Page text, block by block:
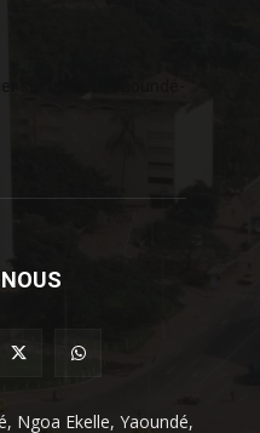
Ngoa Ekelle, Yaoundé,